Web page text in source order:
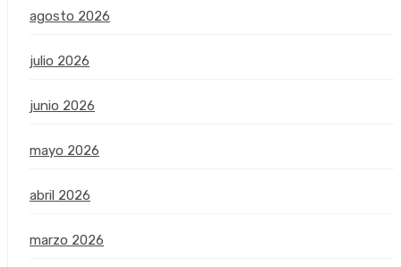
agosto 2026
julio 2026
junio 2026
mayo 2026
abril 2026
marzo 2026